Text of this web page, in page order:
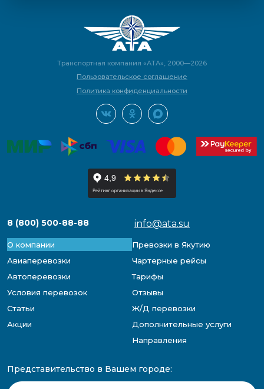
Транспортная компания «АТА», 2000—2026
Пользовательское соглашение
Политика конфиденциальности
8 (800) 500-88-88 info@ata.su
О компании
Превозки в Якутию
Авиаперевозки
Чартерные рейсы
Автоперевозки
Тарифы
Условия перевозок
Отзывы
Статьи
Ж/Д перевозки
Акции
Дополнительные услуги
Направления
Представительство в Вашем городе: